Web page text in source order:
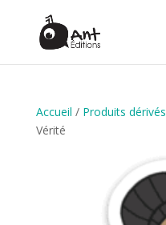
Accueil / Produits dérivés
Vérité